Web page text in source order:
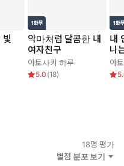
빛
악마처럼 달콤한 내
여자친구
야토사키 하루
5.0 (18)
내
나
야
18명 평가
별점 분포 보기